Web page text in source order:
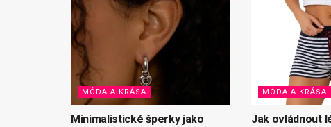
MÓDA A KRÁSA
Minimalistické šperky jako
MÓDA A KRÁSA
Jak ovládnout